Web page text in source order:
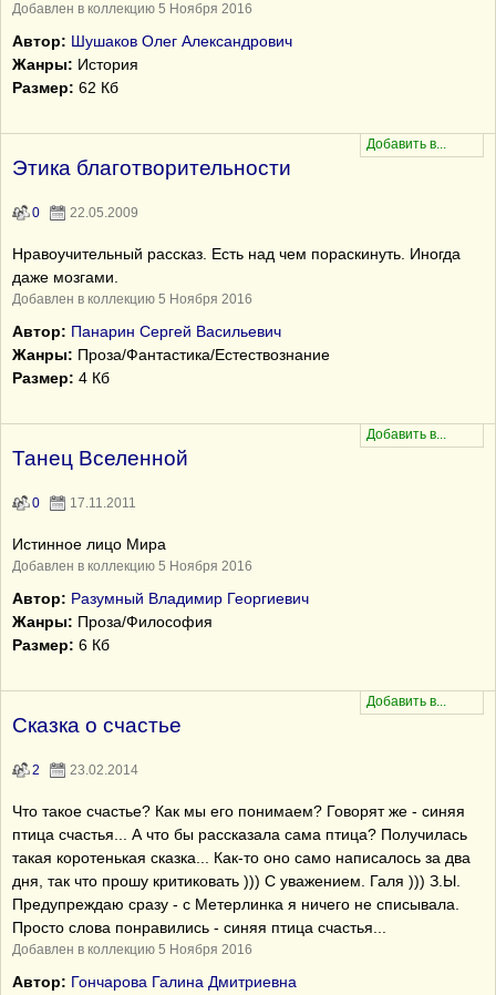
Добавлен в коллекцию 5 Ноября 2016
Автор: Шушаков Олег Александрович
Жанры: История
Размер: 62 Кб
Этика благотворительности
0 22.05.2009
Нравоучительный рассказ. Есть над чем пораскинуть. Иногда
даже мозгами.
Добавлен в коллекцию 5 Ноября 2016
Автор: Панарин Сергей Васильевич
Жанры: Проза/Фантастика/Естествознание
Размер: 4 Кб
Танец Вселенной
0 17.11.2011
Истинное лицо Мира
Добавлен в коллекцию 5 Ноября 2016
Автор: Разумный Владимир Георгиевич
Жанры: Проза/Философия
Размер: 6 Кб
Сказка о счастье
2 23.02.2014
Что такое счастье? Как мы его понимаем? Говорят же - синяя
птица счастья... А что бы рассказала сама птица? Получилась
такая коротенькая сказка... Как-то оно само написалось за два
дня, так что прошу критиковать ))) С уважением. Галя ))) З.Ы.
Предупреждаю сразу - с Метерлинка я ничего не списывала.
Просто слова понравились - синяя птица счастья...
Добавлен в коллекцию 5 Ноября 2016
Автор: Гончарова Галина Дмитриевна